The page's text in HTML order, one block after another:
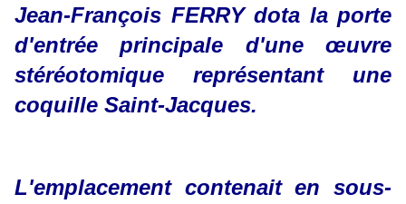
Jean-François FERRY dota la porte
d'entrée principale d'une œuvre
stéréotomique représentant une
coquille Saint-Jacques.
L'emplacement contenait en sous-